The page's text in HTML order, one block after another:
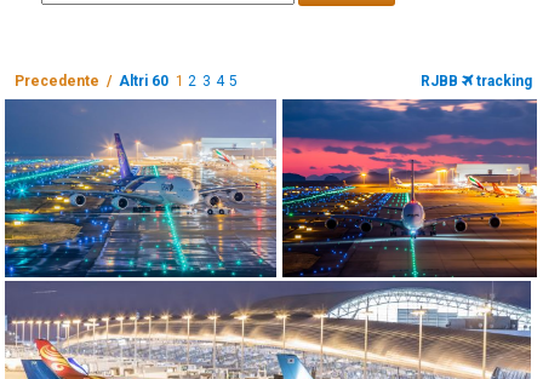
Precedente / Altri 60 1 2 3 4 5 RJBB tracking